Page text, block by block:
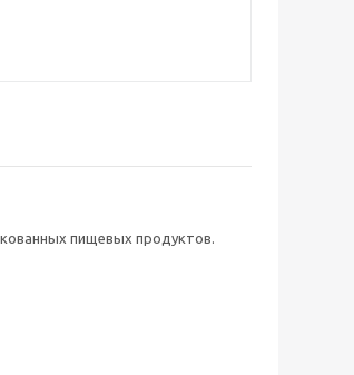
пищевых продуктов.